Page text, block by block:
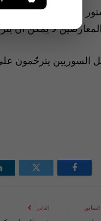
على عدم الحق في
لا يمكن أن
يترحّمون
فيسبوك تويتر
السابق التالي